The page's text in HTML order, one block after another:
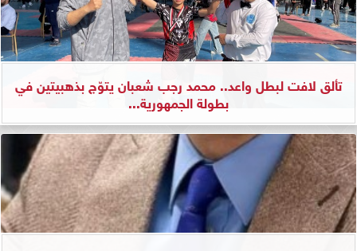
تألق لافت لبطل واعد.. محمد رجب شعبان يتوّج بذهبيتين في
بطولة الجمهورية...